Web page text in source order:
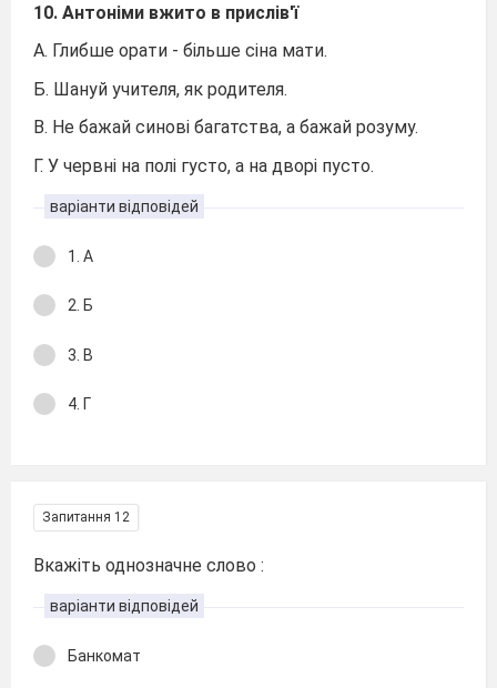
10. Антоніми вжито в прислів'ї
А. Глибше орати - більше сіна мати.
Б. Шануй учителя, як родителя.
В. Не бажай синові багатства, а бажай розуму.
Г. У червні на полі густо, а на дворі пусто.
варіанти відповідей
1. А
2. Б
3. В
4. Г
Запитання 12
Вкажіть однозначне слово :
варіанти відповідей
Банкомат